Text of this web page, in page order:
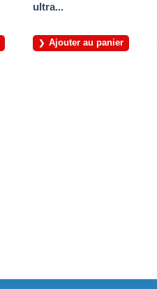
ultra...
Ajouter au panier